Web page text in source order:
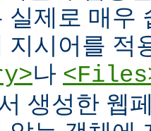
실제로 매우
지시어를 적
나
생성한 웹